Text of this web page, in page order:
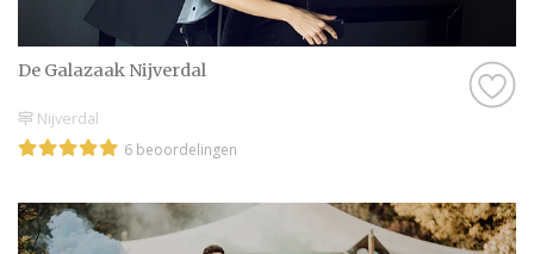
De Galazaak Nijverdal
Nijverdal
6 beoordelingen